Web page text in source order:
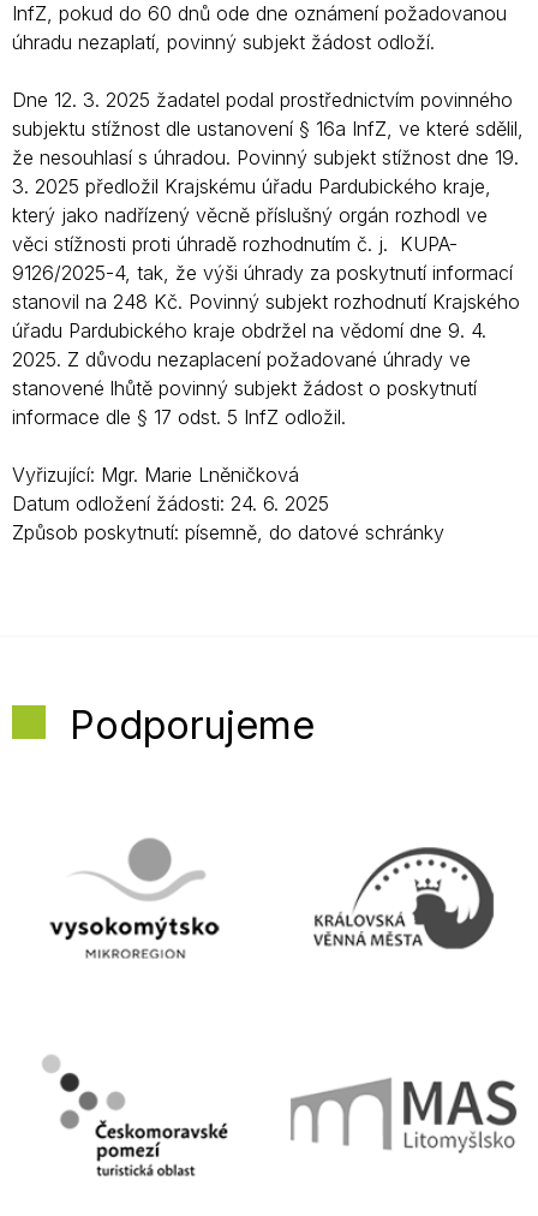
InfZ, pokud do 60 dnů ode dne oznámení požadovanou
úhradu nezaplatí, povinný subjekt žádost odloží.
Dne 12. 3. 2025 žadatel podal prostřednictvím povinného
subjektu stížnost dle ustanovení § 16a InfZ, ve které sdělil,
že nesouhlasí s úhradou. Povinný subjekt stížnost dne 19.
3. 2025 předložil Krajskému úřadu Pardubického kraje,
který jako nadřízený věcně příslušný orgán rozhodl ve
věci stížnosti proti úhradě rozhodnutím č. j. KUPA-
9126/2025-4, tak, že výši úhrady za poskytnutí informací
stanovil na 248 Kč. Povinný subjekt rozhodnutí Krajského
úřadu Pardubického kraje obdržel na vědomí dne 9. 4.
2025. Z důvodu nezaplacení požadované úhrady ve
stanovené lhůtě povinný subjekt žádost o poskytnutí
informace dle § 17 odst. 5 InfZ odložil.
Vyřizující: Mgr. Marie Lněničková
Datum odložení žádosti: 24. 6. 2025
Způsob poskytnutí: písemně, do datové schránky
Podporujeme